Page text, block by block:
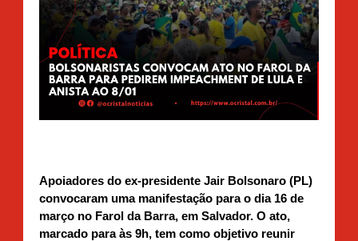
Apoiadores do ex-presidente Jair Bolsonaro (PL)
convocaram uma manifestação para o dia 16 de
março no Farol da Barra, em Salvador. O ato,
marcado para às 9h, tem como objetivo reunir